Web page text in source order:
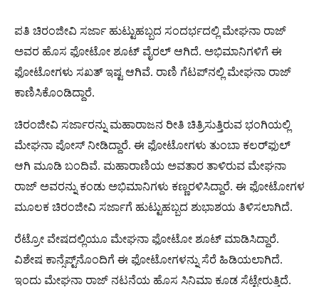
ಪತಿ ಚಿರಂಜೀವಿ ಸರ್ಜಾ ಹುಟ್ಟುಹಬ್ಬದ ಸಂದರ್ಭದಲ್ಲಿ ಮೇಘನಾ ರಾಜ್​
ಅವರ ಹೊಸ ಫೋಟೋ ಶೂಟ್​ ವೈರಲ್​ ಆಗಿದೆ. ಅಭಿಮಾನಿಗಳಿಗೆ ಈ
ಫೋಟೋಗಳು ಸಖತ್ ಇಷ್ಟ ಆಗಿವೆ. ರಾಣಿ ಗೆಟಪ್​ನಲ್ಲಿ ಮೇಘನಾ ರಾಜ್​
ಕಾಣಿಸಿಕೊಂಡಿದ್ದಾರೆ.
ಚಿರಂಜೀವಿ ಸರ್ಜಾರನ್ನು ಮಹಾರಾಜನ ರೀತಿ ಚಿತ್ರಿಸುತ್ತಿರುವ ಭಂಗಿಯಲ್ಲಿ
ಮೇಘನಾ ಪೋಸ್​ ನೀಡಿದ್ದಾರೆ. ಈ ಫೋಟೋಗಳು ತುಂಬಾ ಕಲರ್​ಫುಲ್​
ಆಗಿ ಮೂಡಿ ಬಂದಿವೆ. ಮಹಾರಾಣಿಯ ಅವತಾರ ತಾಳಿರುವ ಮೇಘನಾ
ರಾಜ್​ ಅವರನ್ನು ಕಂಡು ಅಭಿಮಾನಿಗಳು ಕಣ್ಣರಳಿಸಿದ್ದಾರೆ. ಈ ಫೋಟೋಗಳ
ಮೂಲಕ ಚಿರಂಜೀವಿ ಸರ್ಜಾಗೆ ಹುಟ್ಟುಹಬ್ಬದ ಶುಭಾಶಯ ತಿಳಿಸಲಾಗಿದೆ.
ರೆಟ್ರೋ ವೇಷದಲ್ಲಿಯೂ ಮೇಘನಾ ಫೋಟೋ ಶೂಟ್​ ಮಾಡಿಸಿದ್ದಾರೆ.
ವಿಶೇಷ ಕಾನ್ಸೆಪ್ಟ್​ನೊಂದಿಗೆ ಈ ಫೋಟೋಗಳನ್ನು ಸೆರೆ ಹಿಡಿಯಲಾಗಿದೆ.
ಇಂದು ಮೇಘನಾ ರಾಜ್​ ನಟನೆಯ ಹೊಸ ಸಿನಿಮಾ ಕೂಡ ಸೆಟ್ಟೇರುತ್ತಿದೆ.